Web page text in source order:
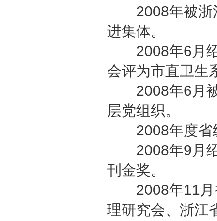
2008年被浙江
进集体。
2008年6月绍
会评为市直卫生
2008年6月被
层党组织。
2008年度省
2008年9月绍
刊金奖。
2008年11月
理研究会、浙江